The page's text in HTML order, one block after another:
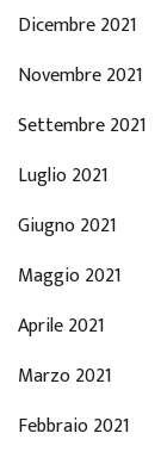
Dicembre 2021
Novembre 2021
Settembre 2021
Luglio 2021
Giugno 2021
Maggio 2021
Aprile 2021
Marzo 2021
Febbraio 2021